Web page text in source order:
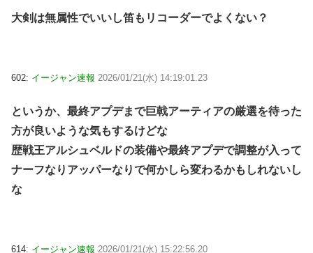
大剣は無属性でいいし笛もリコーダーでよくない？
602: イージャン速報 2026/01/21(水) 14:19:01.23
というか、最終アプデまで巨戟アーティアの厳選を待った
方が良いような気もするけどな
歴戦王アルシュベルドの装備や最終アプデで調整が入って
ナーフなりアッパーなりで何かしら変わるかもしれないし
な
614: イージャン速報 2026/01/21(水) 15:22:56.20